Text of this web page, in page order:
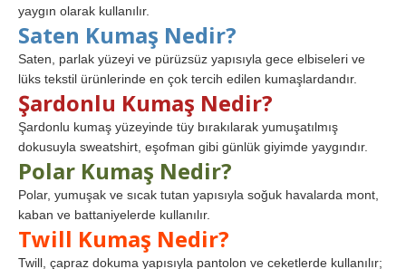
yaygın olarak kullanılır.
Saten Kumaş Nedir?
Saten, parlak yüzeyi ve pürüzsüz yapısıyla gece elbiseleri ve
lüks tekstil ürünlerinde en çok tercih edilen kumaşlardandır.
Şardonlu Kumaş Nedir?
Şardonlu kumaş yüzeyinde tüy bırakılarak yumuşatılmış
dokusuyla sweatshirt, eşofman gibi günlük giyimde yaygındır.
Polar Kumaş Nedir?
Polar, yumuşak ve sıcak tutan yapısıyla soğuk havalarda mont,
kaban ve battaniyelerde kullanılır.
Twill Kumaş Nedir?
Twill, çapraz dokuma yapısıyla pantolon ve ceketlerde kullanılır;